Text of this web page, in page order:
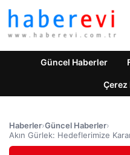
Güncel Haberler
Çerez
Haberler›Güncel Haberler›
Akın Gürlek: Hedeflerimize